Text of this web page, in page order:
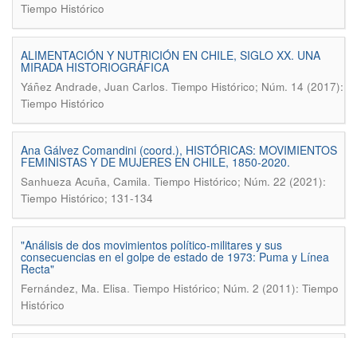
Tiempo Histórico
ALIMENTACIÓN Y NUTRICIÓN EN CHILE, SIGLO XX. UNA
MIRADA HISTORIOGRÁFICA
Yáñez Andrade, Juan Carlos. Tiempo Histórico; Núm. 14 (2017):
Tiempo Histórico
Ana Gálvez Comandini (coord.), HISTÓRICAS: MOVIMIENTOS
FEMINISTAS Y DE MUJERES EN CHILE, 1850-2020.
Sanhueza Acuña, Camila. Tiempo Histórico; Núm. 22 (2021):
Tiempo Histórico; 131-134
"Análisis de dos movimientos político-militares y sus
consecuencias en el golpe de estado de 1973: Puma y Línea
Recta"
Fernández, Ma. Elisa. Tiempo Histórico; Núm. 2 (2011): Tiempo
Histórico